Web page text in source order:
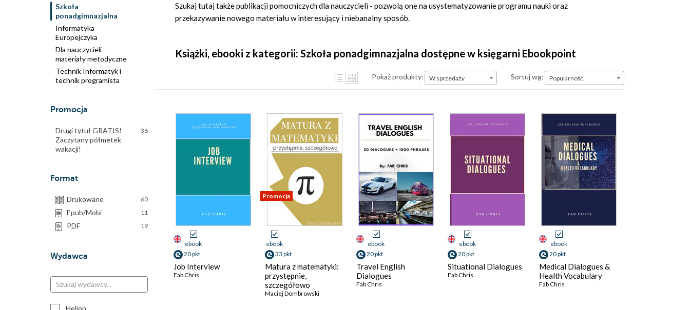
Szkoła
ponadgimnazjalna
Informatyka
Europejczyka
Dla nauczycieli -
materiały metodyczne
Technik Informatyk i
technik programista
Promocja
Drugi tytuł GRATIS!
Zaczytany półmetek
wakacji!
36
Format
Drukowane 60
Epub/Mobi 11
PDF 19
Wydawca
Helion
Szukaj tutaj także publikacji pomocniczych dla nauczycieli - pozwolą one na usystematyzowanie programu nauki oraz
przekazywanie nowego materiału w interesujący i niebanalny sposób.
Książki, ebooki z kategorii: Szkoła ponadgimnazjalna dostępne w księgarni Ebookpoint
Pokaż produkty: W sprzedaży Sortuj wg:Popularność
Popularność
ebook
20 pkt
Job Interview
Fab Chris
Promocja
ebook
33 pkt
Matura z matematyki:
przystępnie,
szczegółowo
Maciej Dombrowski
ebook
20 pkt
Travel English
Dialogues
Fab Chris
ebook
20 pkt
Situational Dialogues
Fab Chris
ebook
20 pkt
Medical Dialogues &
Health Vocabulary
Fab Chris